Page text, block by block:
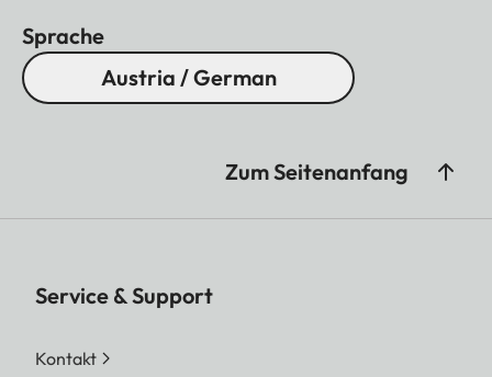
Sprache
Austria / German
Zum Seitenanfang
Service & Support
Kontakt